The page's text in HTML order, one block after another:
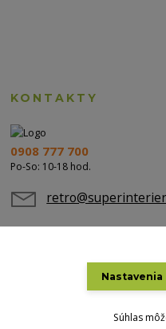
KONTAKTY
0908 777 700
Po-So: 10-18 hod.
Vytvorené na
Nastavenia
Súhlas